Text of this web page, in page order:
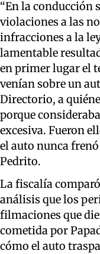
“En la conducción
violaciones a las
infracciones a la
lamentable
en primer lugar el
venían sobre un
Directorio, a
porque
excesiva. Fueron
el auto nunca
Pedrito.
La fiscalía
análisis que los
filmaciones que
cometida por
cómo el auto